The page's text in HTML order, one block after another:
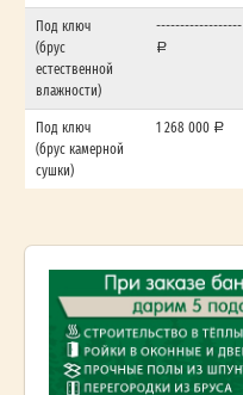
Под ключ
(брус
естественной
влажности)
------------------
Под ключ
(брус камерной
сушки)
1 268 000